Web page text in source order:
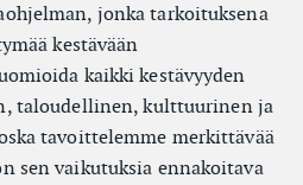
jonka tarkoituksena
kestävään
kaikki kestävyyden
taloudellinen, kulttuurinen ja
tavoittelemme merkittävää
sen vaikutuksia ennakoitava